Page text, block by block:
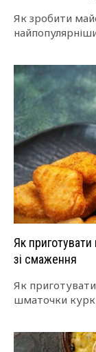
Як зробити
Як
зі смаження
Як
шматочки